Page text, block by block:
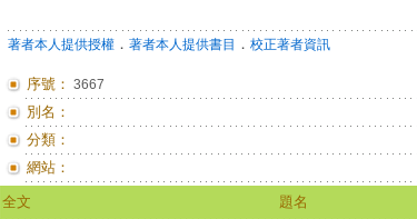
著者本人提供授權． 著者本人提供書目 ． 校正著者資訊
序號： 3667
別名：
分類：
網站：
全文 題名